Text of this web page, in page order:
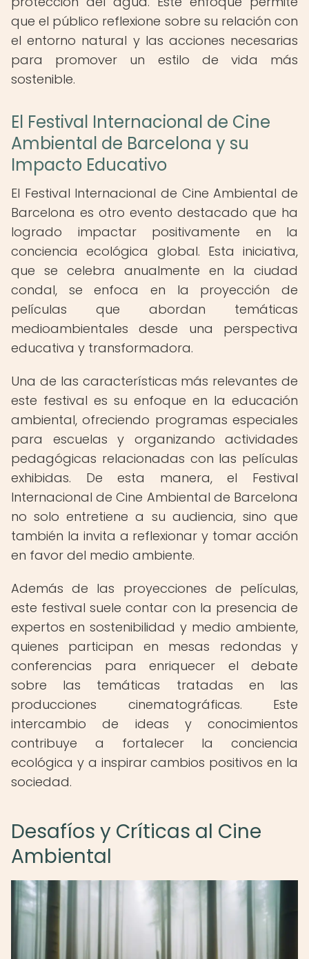
que el público reflexione sobre su relación con
el entorno natural y las acciones necesarias
para promover un estilo de vida más
sostenible.
El Festival Internacional de Cine
Ambiental de Barcelona y su
Impacto Educativo
El Festival Internacional de Cine Ambiental de
Barcelona es otro evento destacado que ha
logrado impactar positivamente en la
conciencia ecológica global. Esta iniciativa,
que se celebra anualmente en la ciudad
condal, se enfoca en la proyección de
películas que abordan temáticas
medioambientales desde una perspectiva
educativa y transformadora.
Una de las características más relevantes de
este festival es su enfoque en la educación
ambiental, ofreciendo programas especiales
para escuelas y organizando actividades
pedagógicas relacionadas con las películas
exhibidas. De esta manera, el Festival
Internacional de Cine Ambiental de Barcelona
no solo entretiene a su audiencia, sino que
también la invita a reflexionar y tomar acción
en favor del medio ambiente.
Además de las proyecciones de películas,
este festival suele contar con la presencia de
expertos en sostenibilidad y medio ambiente,
quienes participan en mesas redondas y
conferencias para enriquecer el debate
sobre las temáticas tratadas en las
producciones cinematográficas. Este
intercambio de ideas y conocimientos
contribuye a fortalecer la conciencia
ecológica y a inspirar cambios positivos en la
sociedad.
Desafíos y Críticas al Cine
Ambiental